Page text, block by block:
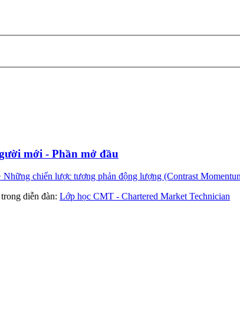
mới - Phần mở đầu
chiến lược tương phản động lượng (Contrast
diễn đàn: Lớp học CMT - Chartered Market Technician